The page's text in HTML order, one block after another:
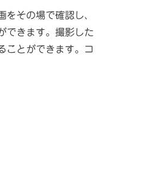
その場で確認し、
できます。撮影した
ことができます。コ